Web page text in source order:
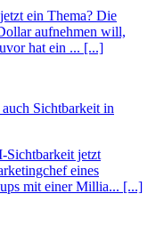
ein Thema? Die
aufnehmen will,
hat ein ... [...]
Sichtbarkeit in
Sichtbarkeit jetzt
eines
mit einer Millia... [...]